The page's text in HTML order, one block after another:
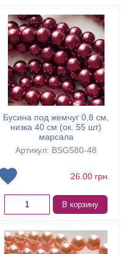
Бусина под жемчуг 0,8 см,
низка 40 см (ок. 55 шт)
марсала
Артикул: BSG580-48
26.00 грн.
В корзину